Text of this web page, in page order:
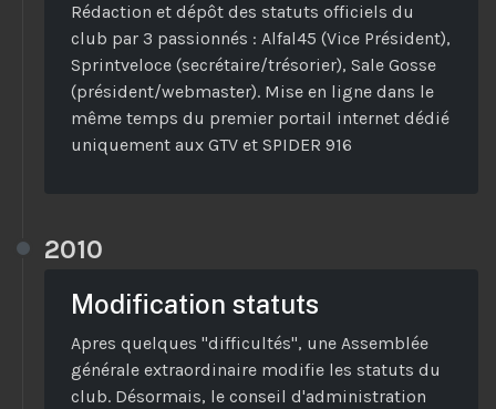
Rédaction et dépôt des statuts officiels du
club par 3 passionnés : Alfal45 (Vice Président),
Sprintveloce (secrétaire/trésorier), Sale Gosse
(président/webmaster). Mise en ligne dans le
même temps du premier portail internet dédié
uniquement aux GTV et SPIDER 916
2010
Modification statuts
Apres quelques "difficultés", une Assemblée
générale extraordinaire modifie les statuts du
club. Désormais, le conseil d'administration